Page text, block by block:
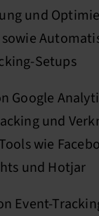
und
Setups
Google
und
wie
und Hotjar
Event-